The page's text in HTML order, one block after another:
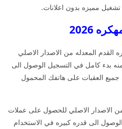
تشغيل مميزه بدون اعلانات.
2026
المعدله من الاصدار الاصلي
بدء كامل في التسجيل الوصول الى
العقبات على هاتفك المحمول
الاصدار الاصلي للحصول على عملات
الى قدره كبيره في الاستخدام